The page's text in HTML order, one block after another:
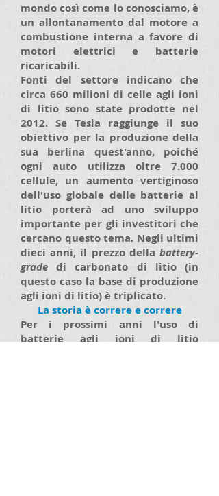
mondo così come lo conosciamo, è
un allontanamento dal motore a
combustione interna a favore di
motori elettrici e batterie
ricaricabili.
Fonti del settore indicano che
circa 660 milioni di celle agli ioni
di litio sono state prodotte nel
2012. Se Tesla raggiunge il suo
obiettivo per la produzione della
sua berlina quest'anno, poiché
ogni auto utilizza oltre 7.000
cellule, un aumento vertiginoso
dell'uso globale delle batterie al
litio porterà ad uno sviluppo
importante per gli investitori che
cercano questo tema. Negli ultimi
dieci anni, il prezzo della battery-
grade di carbonato di litio (in
questo caso la base di produzione
agli ioni di litio) è triplicato.
La storia è correre e correre
Per i prossimi anni l'uso di
batterie agli ioni di litio